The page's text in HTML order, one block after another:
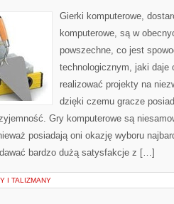
Gierki komputerowe,
komputerowe, są w
powszechne, co jest
technologicznym, jaki daje
realizować projekty na
dzięki czemu gracze
Gry komputerowe są
posiadają oni okazję wyboru
bardzo dużą satysfakcje z […]
I TALIZMANY